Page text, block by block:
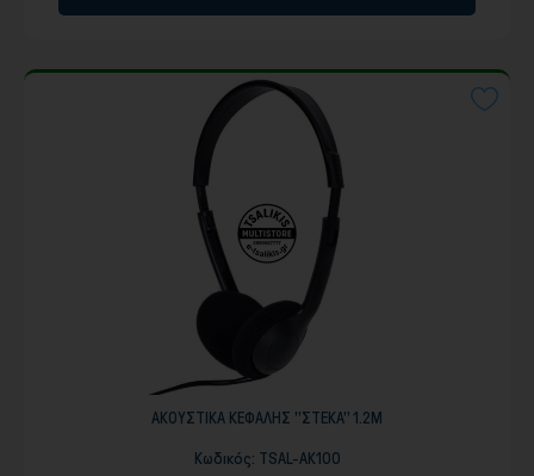
ΑΚΟΥΣΤΙΚΑ ΚΕΦΑΛΗΣ ''ΣΤΕΚΑ'' 1.2Μ
Κωδικός: TSAL-AK100